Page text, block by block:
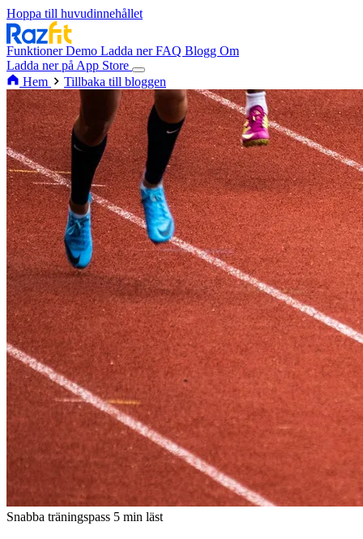
Hoppa till huvudinnehållet
FunktionerDemo Ladda nerFAQ Blogg Om
Ladda ner på App Store
Hem
Tillbaka till bloggen
Snabba träningspass 5 min läst